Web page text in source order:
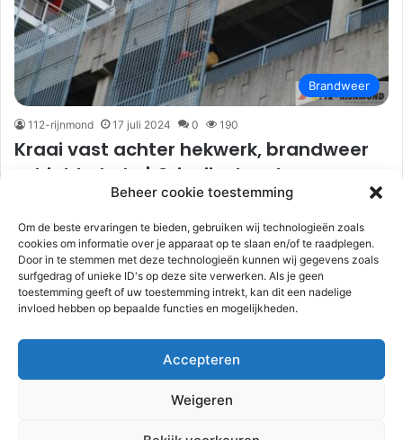
Beheer cookie toestemming
Om de beste ervaringen te bieden, gebruiken wij technologieën zoals
cookies om informatie over je apparaat op te slaan en/of te raadplegen.
Door in te stemmen met deze technologieën kunnen wij gegevens zoals
surfgedrag of unieke ID's op deze site verwerken. Als je geen
toestemming geeft of uw toestemming intrekt, kan dit een nadelige
invloed hebben op bepaalde functies en mogelijkheden.
Accepteren
Weigeren
Brandweer
112-rijnmond 17 juli 2024 0 190
Kraai vast achter hekwerk, brandweer
schiet te hulp | Crispijnstraat
Rotterdam
Rotterdam – Een kraai is woensdagmorgen 17 juli achter een
hekwerk vast komen te zitten. De brandweer werd rond
09.45…
Lees meer
Volgende pagin